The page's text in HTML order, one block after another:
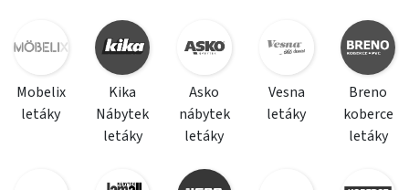
Mobelix
letáky
Kika
Nábytek
letáky
Asko
nábytek
letáky
Vesna
letáky
Breno
koberce
letáky